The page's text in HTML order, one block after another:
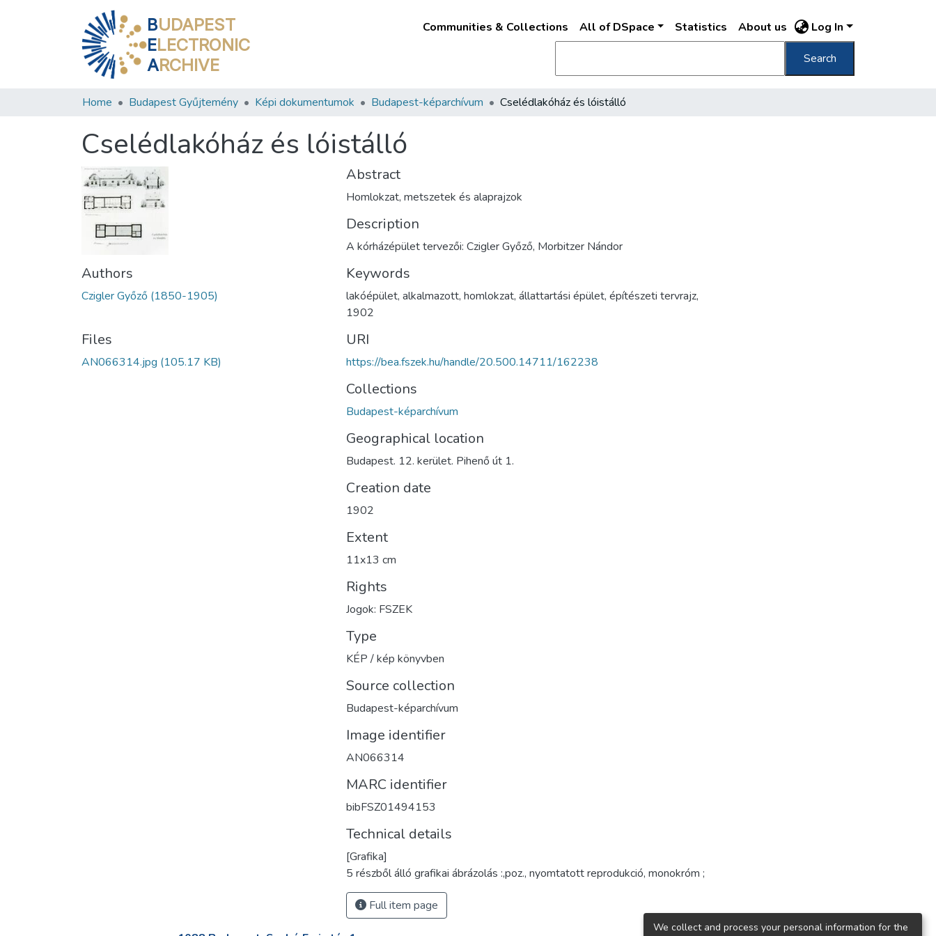
BUDAPEST
ELECTRONIC
ARCHIVE
Communities & Collections All of DSpace Statistics About us Log In
Search
Home Budapest Gyűjtemény Képi dokumentumok Budapest-képarchívum Cselédlakóház és lóistálló
Cselédlakóház és lóistálló
Authors
Czigler Győző (1850-1905)
Files
AN066314.jpg (105.17 KB)
Abstract
Homlokzat, metszetek és alaprajzok
Description
A kórházépület tervezői: Czigler Győző, Morbitzer Nándor
Keywords
lakóépület, alkalmazott, homlokzat, állattartási épület, építészeti tervrajz,
1902
URI
https://bea.fszek.hu/handle/20.500.14711/162238
Collections
Budapest-képarchívum
Geographical location
Budapest. 12. kerület. Pihenő út 1.
Creation date
1902
Extent
11x13 cm
Rights
Jogok: FSZEK
Type
KÉP / kép könyvben
Source collection
Budapest-képarchívum
Image identifier
AN066314
MARC identifier
bibFSZ01494153
Technical details
[Grafika]
5 részből álló grafikai ábrázolás :,poz., nyomtatott reprodukció, monokróm ;
Full item page
We collect and process your personal information for the